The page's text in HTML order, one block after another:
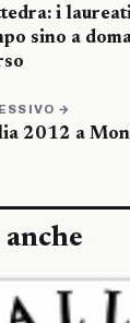
i
sino a
→
2012 a
anche